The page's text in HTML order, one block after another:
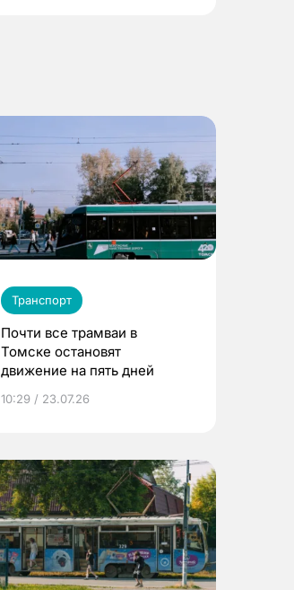
Транспорт
Почти все трамваи в
Томске остановят
движение на пять дней
10:29 / 23.07.26